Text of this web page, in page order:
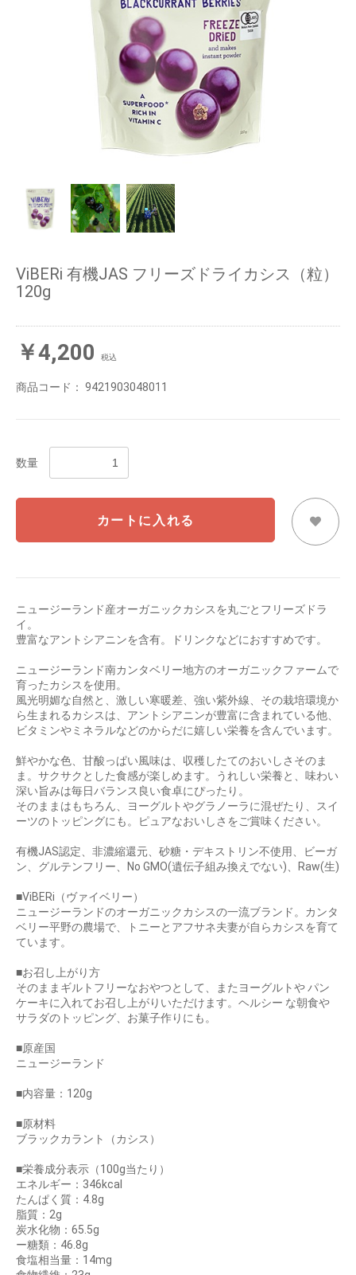
ViBERi 有機JAS フリーズドライカシス（粒）
120g
￥4,200 税込
商品コード： 9421903048011
数量
カートに入れる
お買い物を続ける
ニュージーランド産オーガニックカシスを丸ごとフリーズドラ
イ。
豊富なアントシアニンを含有。ドリンクなどにおすすめです。
ニュージーランド南カンタベリー地方のオーガニックファームで
育ったカシスを使用。
風光明媚な自然と、激しい寒暖差、強い紫外線、その栽培環境か
ら生まれるカシスは、アントシアニンが豊富に含まれている他、
ビタミンやミネラルなどのからだに嬉しい栄養を含んでいます。
鮮やかな色、甘酸っぱい風味は、収穫したてのおいしさそのま
ま。サクサクとした食感が楽しめます。うれしい栄養と、味わい
深い旨みは毎日バランス良い食卓にぴったり。
そのままはもちろん、ヨーグルトやグラノーラに混ぜたり、スイ
ーツのトッピングにも。ピュアなおいしさをご賞味ください。
有機JAS認定、非濃縮還元、砂糖・デキストリン不使用、ビーガ
ン、グルテンフリー、No GMO(遺伝子組み換えでない)、Raw(生)
■ViBERi（ヴァイベリー）
ニュージーランドのオーガニックカシスの一流ブランド。カンタ
ベリー平野の農場で、トニーとアフサネ夫妻が自らカシスを育て
ています。
■お召し上がり方
そのままギルトフリーなおやつとして、またヨーグルトや パン
ケーキに入れてお召し上がりいただけます。ヘルシー な朝食や
サラダのトッピング、お菓子作りにも。
■原産国
ニュージーランド
■内容量：120g
■原材料
ブラックカラント（カシス）
■栄養成分表示（100g当たり）
エネルギー：346kcal
たんぱく質：4.8g
脂質：2g
炭水化物：65.5g
ー糖類：46.8g
食塩相当量：14mg